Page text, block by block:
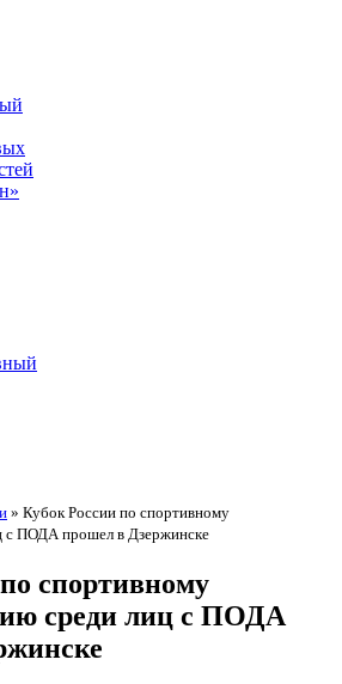
» Кубок России по спортивному
с ПОДА прошел в Дзержинске
спортивному
среди лиц с ПОДА